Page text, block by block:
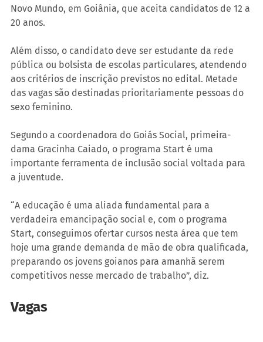
Novo Mundo, em Goiânia, que aceita candidatos de 12 a
20 anos.
Além disso, o candidato deve ser estudante da rede
pública ou bolsista de escolas particulares, atendendo
aos critérios de inscrição previstos no edital. Metade
das vagas são destinadas prioritariamente pessoas do
sexo feminino.
Segundo a coordenadora do Goiás Social, primeira-
dama Gracinha Caiado, o programa Start é uma
importante ferramenta de inclusão social voltada para
a juventude.
“A educação é uma aliada fundamental para a
verdadeira emancipação social e, com o programa
Start, conseguimos ofertar cursos nesta área que tem
hoje uma grande demanda de mão de obra qualificada,
preparando os jovens goianos para amanhã serem
competitivos nesse mercado de trabalho”, diz.
Vagas